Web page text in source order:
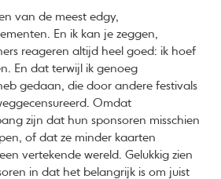
van de meest edgy,
En ik kan je zeggen,
reageren altijd heel goed: ik hoef
En dat terwijl ik genoeg
gedaan, die door andere festivals
Omdat
zijn dat hun sponsoren misschien
of dat ze minder kaarten
vertekende wereld. Gelukkig zien
in dat het belangrijk is om juist